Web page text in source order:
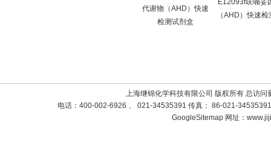
E12093f呋喃妥
（AHD）快速
上海继锦化学科技有限公司 版权所有 总访问
电话：400-002-6926 、 021-34535391 传真： 86-021-
GoogleSitemap 网址：